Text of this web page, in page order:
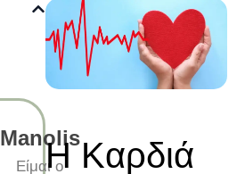
Manolis
Είμαι οΗ Καρδιά